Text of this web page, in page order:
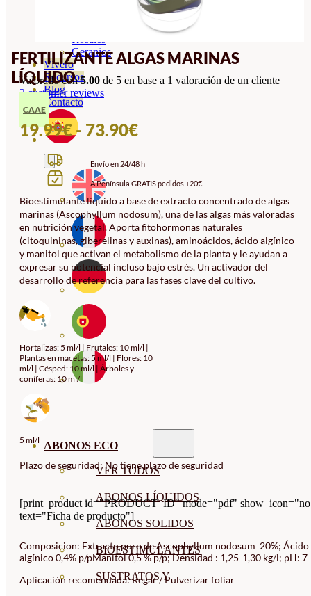
Rosales
Geranios
Vivero
Recursos
Blog
Contacto
ABONOS ECO
VER TODOS
ABONOS LÍQUIDOS
ABONOS SOLIDOS
BIOESTIMULANTES
SUSTRATOS Y
FERTILIZANTE ALGAS MARINAS
LÍQUIDO
Valorado con5.00 de 5 en base a 1 valoración de un cliente
2customer reviews
CAAE
19.99€- 73.90€RANGO
PRECIOS:
DESDE
19.99€
HASTA
73.90€
Envío en 24/48 h
A Península GRATIS pedidos +20€
Bioestimulante líquido a base de extracto concentrado de algas
marinas (Ascophyllum nodosum), una de las algas más valoradas
en nutrición vegetal. Aporta fitohormonas naturales
(citoquininas, giberelinas y auxinas), aminoácidos, ácido algínico
y manitol que activan el metabolismo de la planta y le ayudan a
expresar su potencial incluso bajo estrés. Un activador del
desarrollo de referencia para las fases clave del cultivo.
Hortalizas: 5 ml/l | Frutales: 10 ml/l |
Plantas en macetas: 5 ml/l | Flores: 10
ml/l | Césped: 10 ml/l | Árboles y
coníferas: 10 ml/l
5 ml/l
Plazo de seguridad: No tiene plazo de seguridad
[print_product id="PRODUCT_ID" mode="pdf"
text="Ficha de producto"]
Composicion: Extracto puro de Ascophyllum nodosum 20%; Ácido
algínico 0,4% p/pManitol 0,5 % p/p; Densidad : 1,25-1,30 kg/l; pH:
Aplicación recomendada: Regar / Pulverizar foliar